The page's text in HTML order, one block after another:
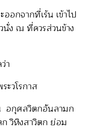
อกจากที่เร้น เข้าไป
ง ณ ที่ควรส่วนข้าง
า
ะวโรกาส
อกุศลวิตกอันลามก
วิหิงสาวิตก ย่อม